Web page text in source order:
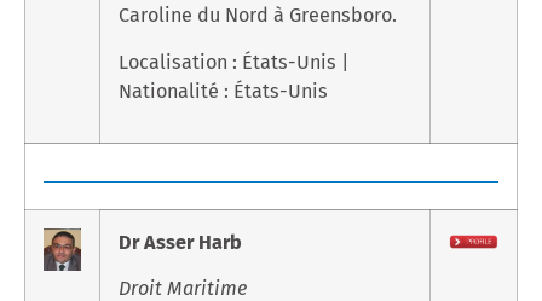
Caroline du Nord à Greensboro.
Localisation : États-Unis |
Nationalité : États-Unis
Dr Asser Harb
Droit Maritime